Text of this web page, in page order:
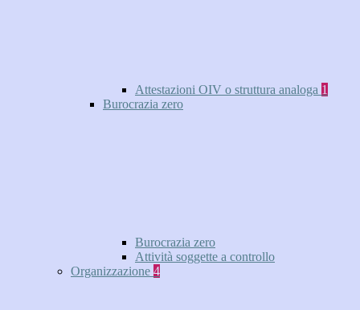
Attestazioni OIV o struttura analoga 1
Burocrazia zero
Burocrazia zero
Attività soggette a controllo
Organizzazione 4